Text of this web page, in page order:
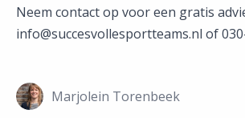
Neem contact op voor een gratis
info@succesvollesportteams.nl of
Marjolein Torenbeek